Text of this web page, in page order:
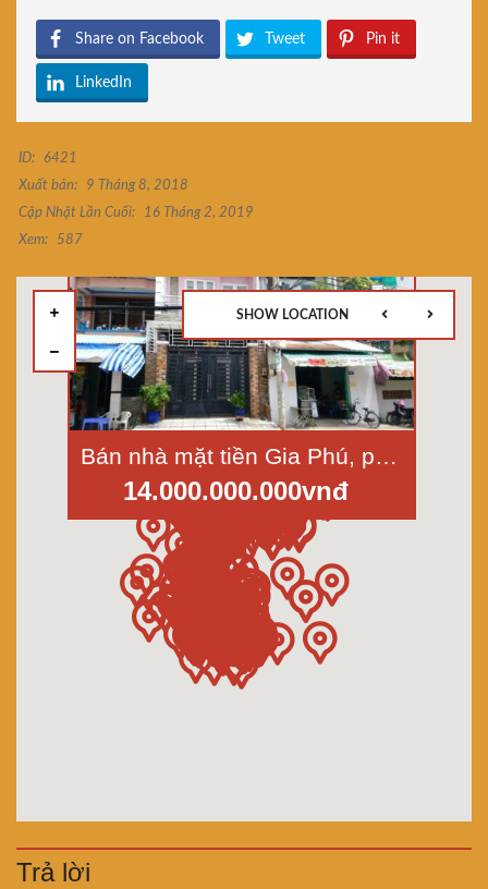
Share on Facebook Tweet Pin it
LinkedIn
ID:
6421
Xuất bản:
9 Tháng 8, 2018
Cập Nhật Lần Cuối:
16 Tháng 2, 2019
Xem:
587
Bán nhà mặt tiền Gia Phú, phường 3, quận 6, diện tích 4x19,4m,
14.000.000.000vnđ
SHOW LOCATION
Trả lời